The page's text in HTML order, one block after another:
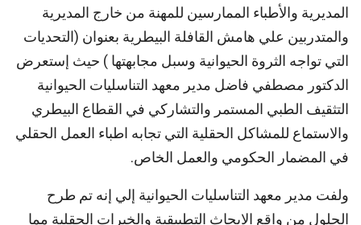
المديرية والأطباء الممارسين للمهنة من خارج المديرية
والمتدربين علي هامش القافلة البيطرية بعنوان (التحديات
التي تواجه الثروة الحيوانية وسبل مجابهتها ) حيث إستعرض
الدكتور مصطفي فاضل مدير معهد التناسليات الحيوانية
التثقيف الطبي المستمر والتشاركي في القطاع البيطري
والاستماع للمشاكل الحقلية التي تجابه اطباء العمل الحقلي
في المضمار الحكومي والعمل الخاص.
ولفت مدير معهد التناسليات الحيوانية إلي إنه تم طرح
الحلول من واقع الابحاث التطبيقية والخبرات الحقلية مما